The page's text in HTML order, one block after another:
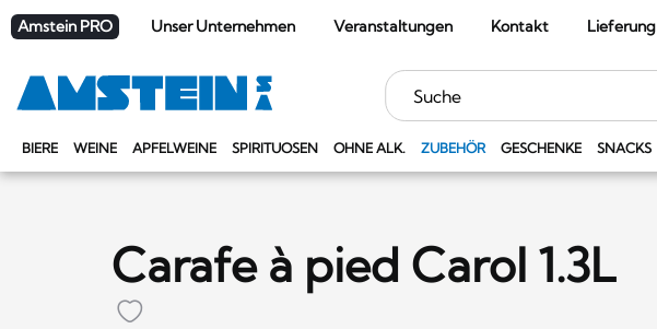
Amstein PRO Unser Unternehmen Veranstaltungen Kontakt Lieferung
BIERE WEINE APFELWEINE SPIRITUOSEN OHNE ALK. ZUBEHÖR GESCHENKE SNACKS
Stichwörter
Carafe à pied Carol 1.3L